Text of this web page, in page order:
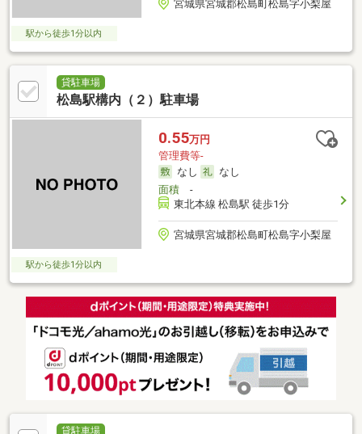
宮城県宮城郡松島町松島字小梨屋
駅から徒歩1分以内
貸駐車場
松島駅構内（２）駐車場
0.55万円
管理費等-
なし
なし
面積-
東北本線 松島駅 徒歩1分
宮城県宮城郡松島町松島字小梨屋
駅から徒歩1分以内
貸駐車場